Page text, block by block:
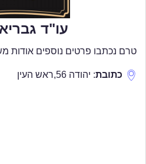
עו"ד
טרם נכתבו פרטים נוספים אודות
כתובת: יהודה 56 ,ראש העין